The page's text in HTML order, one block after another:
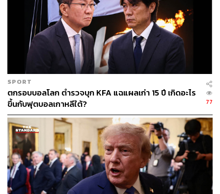
ABOUT THE AUTHOR
อนุชิต ไกรวิจิตร
Content Creator ประจำกองบรรณาธิการข่าว
กีฬา สำนักข่าว THE STANDARD ผู้มีงาน
อดิเรกคือการสัมภาษณ์ BNK48
SPORT
ตกรอบบอลโลก ตำรวจบุก KFA แฉแผลเก่า 15 ปี เกิดอะไร
ขึ้นกับฟุตบอลเกาหลีใต้?
77